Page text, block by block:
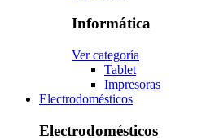
Informática
Ver categoría
Tablet
Impresoras
Electrodomésticos
Electrodomésticos